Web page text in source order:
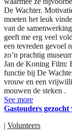
De Wachter.
moeten het leuk
van de
geeft me erg veel
een tevreden gevoel
zo’n prachtig
Jan de Koning Film:
functie bij De
vrouw en een
mouwen de steken .
See more
Gastouders
| Volunteers